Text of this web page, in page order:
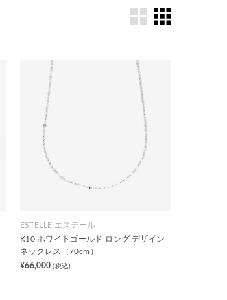
ESTELLE エステール
K10 ホワイトゴールド ロング デザイン
ネックレス（70cm）
¥66,000 (税込)